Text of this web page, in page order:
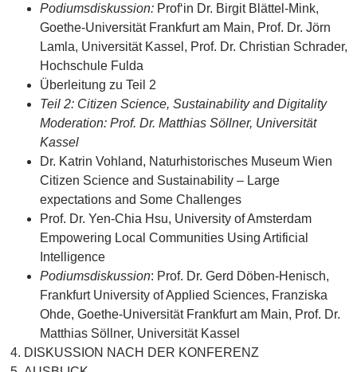
Podiumsdiskussion: Prof‘in Dr. Birgit Blättel-Mink,
Goethe-Universität Frankfurt am Main, Prof. Dr. Jörn
Lamla, Universität Kassel, Prof. Dr. Christian Schrader,
Hochschule Fulda
Überleitung zu Teil 2
Teil 2: Citizen Science, Sustainability and Digitality
Moderation: Prof. Dr. Matthias Söllner, Universität
Kassel
Dr. Katrin Vohland, Naturhistorisches Museum Wien
Citizen Science and Sustainability – Large
expectations and Some Challenges
Prof. Dr. Yen-Chia Hsu, University of Amsterdam
Empowering Local Communities Using Artificial
Intelligence
Podiumsdiskussion: Prof. Dr. Gerd Döben-Henisch,
Frankfurt University of Applied Sciences, Franziska
Ohde, Goethe-Universität Frankfurt am Main, Prof. Dr.
Matthias Söllner, Universität Kassel
DISKUSSION NACH DER KONFERENZ